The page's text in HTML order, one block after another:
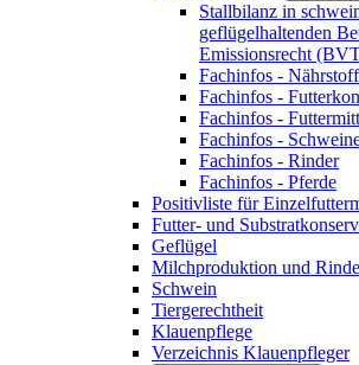
Stallbilanz in
geflügelhaltenden
Emissionsrecht
Fachinfos -
Fachinfos -
Fachinfos -
Fachinfos -
Fachinfos - Rinder
Fachinfos - Pferde
Positivliste für
Futter- und
Geflügel
Milchproduktion und
Schwein
Tiergerechtheit
Klauenpflege
Verzeichnis Klauenpfleger